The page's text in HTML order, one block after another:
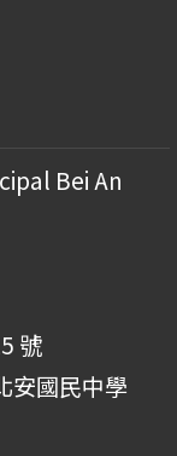
Bei An
號
安國民中學